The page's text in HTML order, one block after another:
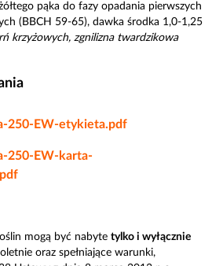
pąka do fazy opadania pierwszych
(BBCH 59-65), dawka środka 1,0-1,25
krzyżowych, zgnilizna twardzikowa
250-EW-etykieta.pdf
250-EW-karta-
mogą być nabyte tylko i wyłącznie
oraz spełniające warunki,